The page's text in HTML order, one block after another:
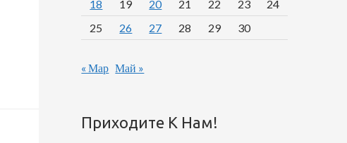
18
19 20 21 22 23
24
25
26 27 28 29 30
« Мар Май »
Приходите К Нам!